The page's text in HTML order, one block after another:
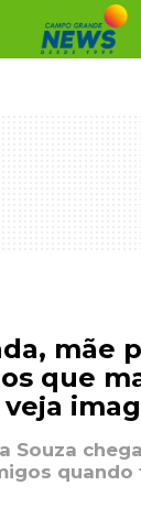
mãe
que
Souza